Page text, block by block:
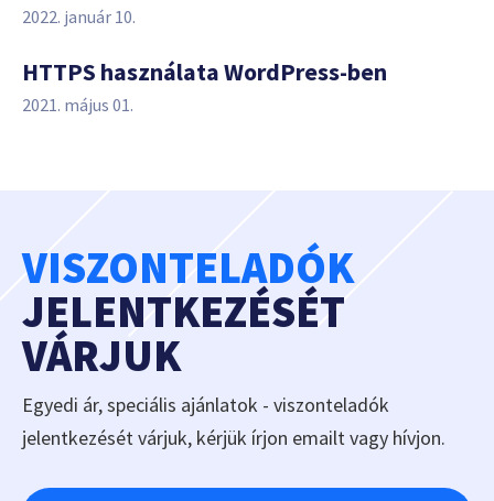
2022. január 10.
HTTPS használata WordPress-ben
2021. május 01.
VISZONTELADÓK
JELENTKEZÉSÉT
VÁRJUK
Egyedi ár, speciális ajánlatok - viszonteladók
jelentkezését várjuk, kérjük írjon emailt vagy hívjon.